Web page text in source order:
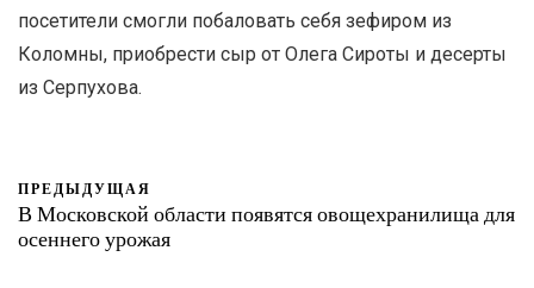
посетители смогли побаловать себя зефиром из
Коломны, приобрести сыр от Олега Сироты и десерты
из Серпухова.
ПРЕДЫДУЩАЯ
В Московской области появятся овощехранилища для
осеннего урожая